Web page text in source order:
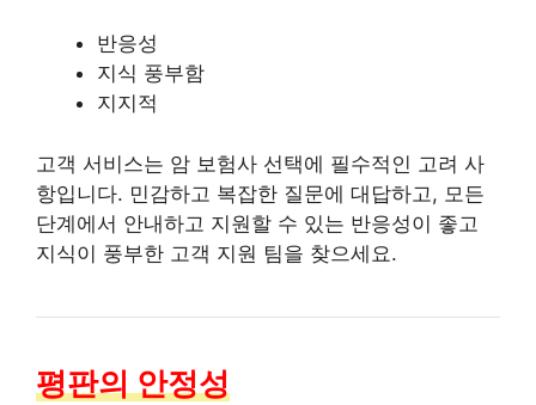
반응성
지식 풍부함
지지적
고객 서비스는 암 보험사 선택에 필수적인 고려 사
항입니다. 민감하고 복잡한 질문에 대답하고, 모든
단계에서 안내하고 지원할 수 있는 반응성이 좋고
지식이 풍부한 고객 지원 팀을 찾으세요.
평판의 안정성